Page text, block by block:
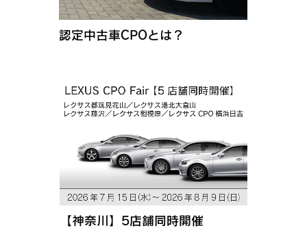
認定中古車CPOとは？
【神奈川】5店舗同時開催